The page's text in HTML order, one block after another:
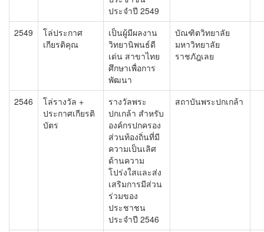
ประจำปี 2549
2549
โล่ประกาศ
เกียรติคุณ
เป็นผู้มีผลงาน
วิทยานิพนธ์ดี
เด่น สาขาไทย
ศึกษาเพื่อการ
พัฒนา
บัณฑิตวิทยาลัย
มหาวิทยาลัย
ราชภัฎเลย
2546
โล่รางวัล +
ประกาศเกียรติ
บัตร
รางวัลพระ
ปกเกล้า สำหรับ
องค์กรปกครอง
ส่วนท้องถิ่นที่มี
ความเป็นเลิศ
ด้านความ
โปร่งใสและส่ง
เสริมการมีส่วน
ร่วมของ
ประชาชน
ประจำปี 2546
สถาบันพระปกเกล้า